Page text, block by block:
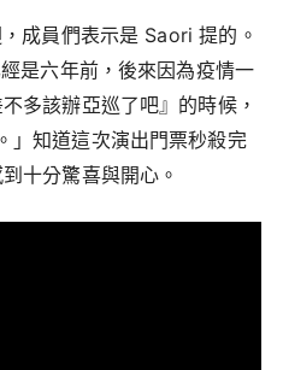
成員們表示是 Saori 提的。
是六年前，後來因為疫情一
多該辦亞巡了吧』的時候，
」知道這次演出門票秒殺完
十分驚喜與開心。